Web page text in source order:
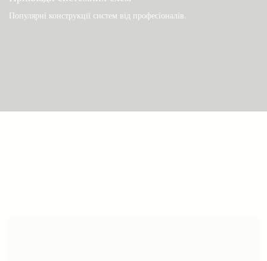
Популярні конструкції систем від професіоналів.